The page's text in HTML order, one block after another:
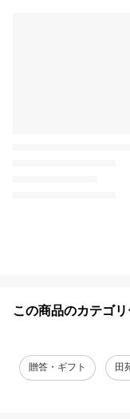
この商品のカテゴリ
贈答・ギフト 田